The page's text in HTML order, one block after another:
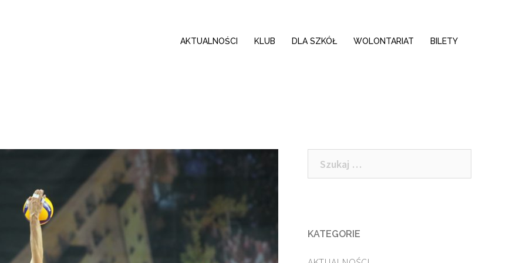
AKTUALNOŚCI KLUB DLA SZKÓŁ WOLONTARIAT BILETY
Szukaj:
KATEGORIE